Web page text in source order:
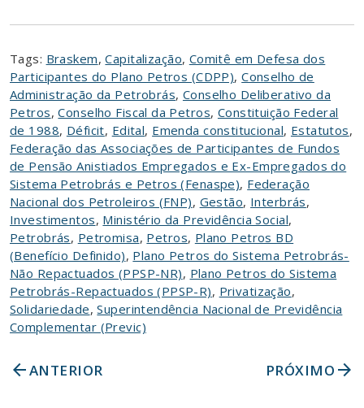
Tags: Braskem,Capitalização, Comitê em Defesa dos
Participantes do Plano Petros (CDPP),Conselho de
Administração da Petrobrás, Conselho Deliberativo da
Petros,Conselho Fiscal da Petros, Constituição Federal
de 1988, Déficit, Edital, Emenda constitucional, Estatutos,
Federação das Associações de Participantes de Fundos
de Pensão Anistiados Empregados e Ex-Empregados do
Sistema Petrobrás e Petros (Fenaspe), Federação
Nacional dos Petroleiros (FNP), Gestão, Interbrás,
Investimentos, Ministério da Previdência Social,
Petrobrás, Petromisa, Petros, Plano Petros BD
(Benefício Definido), Plano Petros do Sistema Petrobrás-
Não Repactuados (PPSP-NR), Plano Petros do Sistema
Petrobrás-Repactuados (PPSP-R), Privatização,
Solidariedade,Superintendência Nacional de Previdência
Complementar (Previc)
arrow_backANTERIOR PRÓXIMO arrow_forward